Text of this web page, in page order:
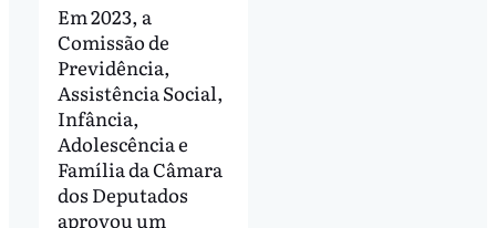
Em 2023, a
Comissão de
Previdência,
Assistência Social,
Infância,
Adolescência e
Família da Câmara
dos Deputados
aprovou um